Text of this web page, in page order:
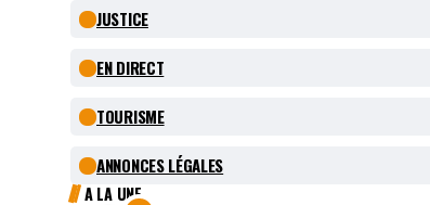
JUSTICE
EN DIRECT
TOURISME
ANNONCES LÉGALES
A LA UNE